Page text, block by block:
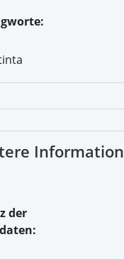
der